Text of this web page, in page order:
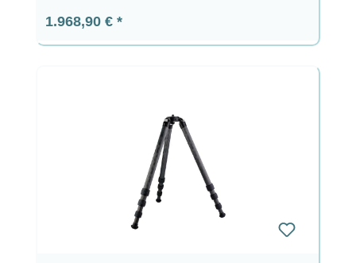
Precio normal:
1.968,90 €